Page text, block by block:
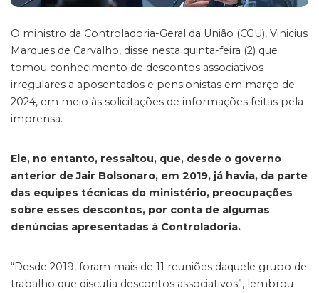
O ministro da Controladoria-Geral da União (CGU), Vinicius
Marques de Carvalho, disse nesta quinta-feira (2) que
tomou conhecimento de descontos associativos
irregulares a aposentados e pensionistas em março de
2024, em meio às solicitações de informações feitas pela
imprensa.
Ele, no entanto, ressaltou, que, desde o governo
anterior de Jair Bolsonaro, em 2019, já havia, da parte
das equipes técnicas do ministério, preocupações
sobre esses descontos, por conta de algumas
denúncias apresentadas à Controladoria.
“Desde 2019, foram mais de 11 reuniões daquele grupo de
trabalho que discutia descontos associativos”, lembrou